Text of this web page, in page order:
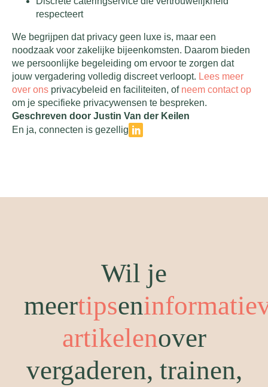
respecteert
We begrijpen dat privacy geen luxe is, maar een
noodzaak voor zakelijke bijeenkomsten. Daarom bieden
we persoonlijke begeleiding om ervoor te zorgen dat
jouw vergadering volledig discreet verloopt. Lees meer
over ons privacybeleid en faciliteiten, of neem contact op
om je specifieke privacywensen te bespreken.
Geschreven door Justin Van der Keilen
En ja, connecten is gezellig
Wil je
meertipsen
artikelenover
vergaderen, trainen,